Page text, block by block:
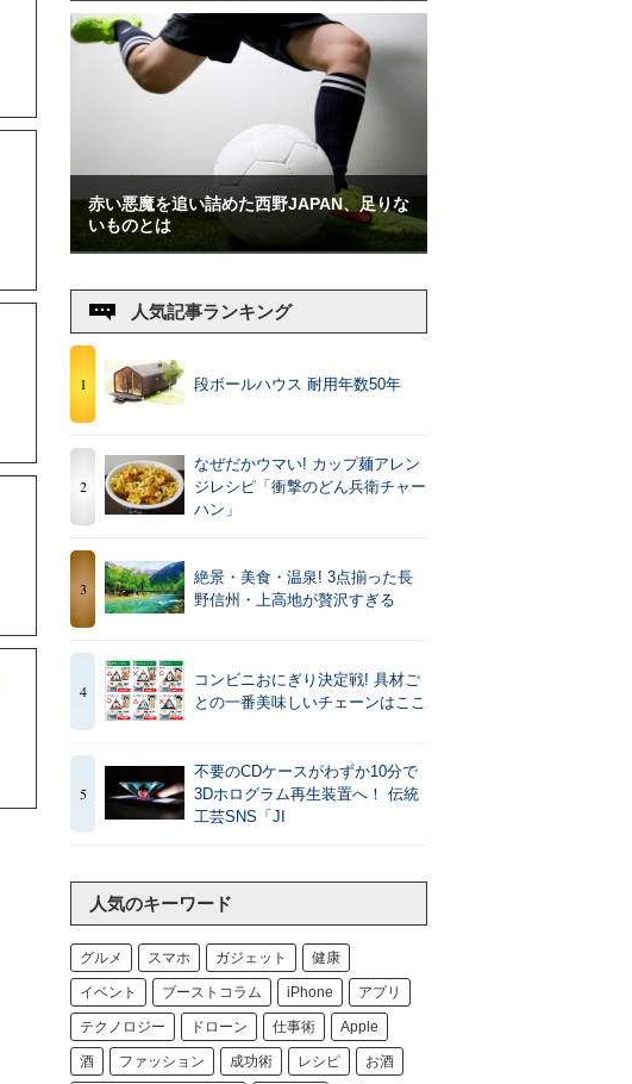
赤い悪魔を追い詰めた西野JAPAN、足りな
いものとは
人気記事ランキング
1 段ボールハウス 耐用年数50年
2
なぜだかウマい! カップ麺アレン
ジレシピ「衝撃のどん兵衛チャー
ハン」
3
絶景・美食・温泉! 3点揃った長
野信州・上高地が贅沢すぎる
4
コンビニおにぎり決定戦! 具材ご
との一番美味しいチェーンはここ
5
不要のCDケースがわずか10分で
3Dホログラム再生装置へ！ 伝統
工芸SNS「JI
人気のキーワード
グルメ スマホ ガジェット 健康
イベント ブーストコラム iPhone アプリ
テクノロジー ドローン 仕事術 Apple
酒 ファッション 成功術 レシピ お酒